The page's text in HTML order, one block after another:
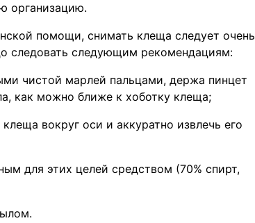
организацию.
помощи, снимать клеща следует очень
следовать следующим рекомендациям:
чистой марлей пальцами, держа пинцет
как можно ближе к хоботку клеща;
вокруг оси и аккуратно извлечь его
для этих целей средством (70% спирт,